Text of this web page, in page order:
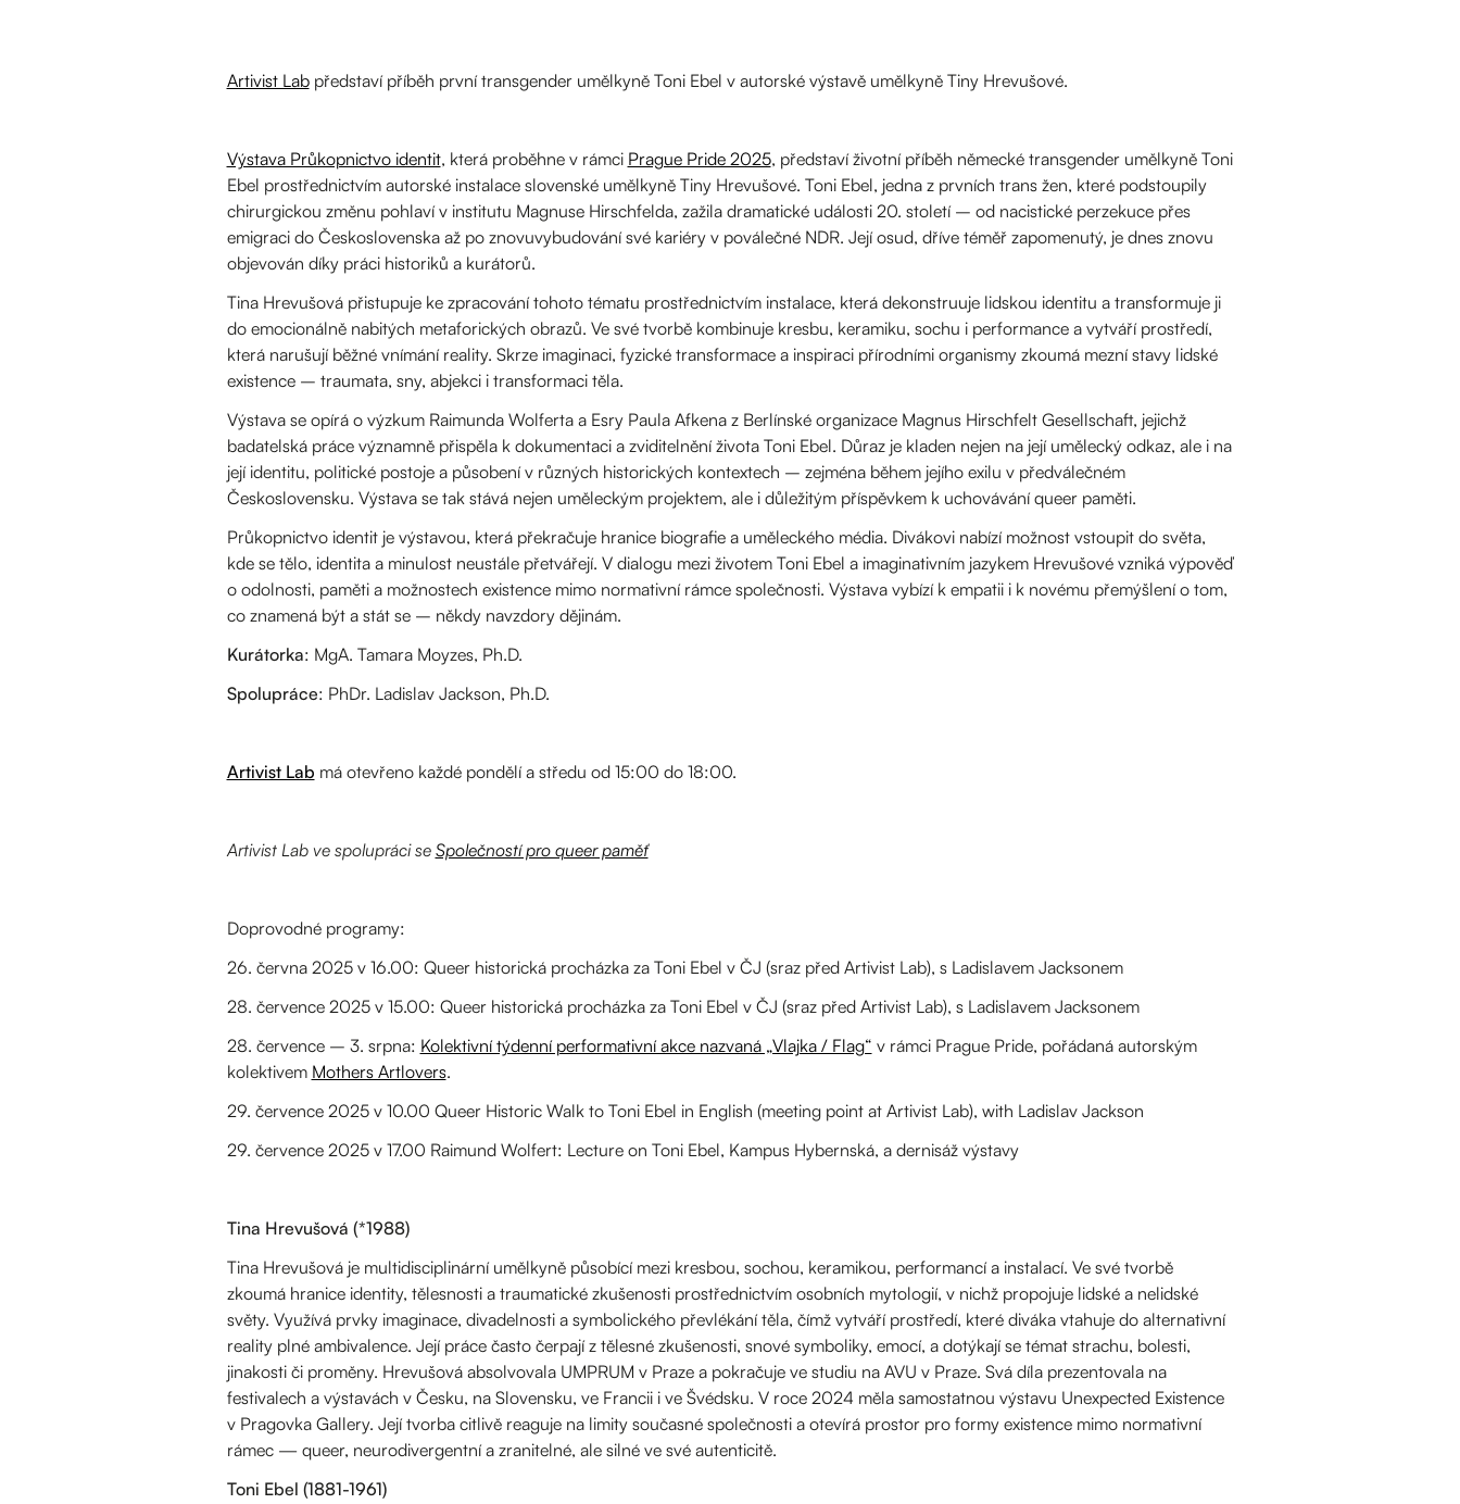
Artivist Labpředstaví příběh první transgender umělkyně Toni Ebel v autorské výstavě umělkyně Tiny Hrevušové.
Výstava Průkopnictvo identit, která proběhne v rámci Prague Pride 2025, představí životní příběh německé transgender umělkyně Toni
Ebel prostřednictvím autorské instalace slovenské umělkyně Tiny Hrevušové. Toni Ebel, jedna z prvních trans žen, které podstoupily
chirurgickou změnu pohlaví v institutu Magnuse Hirschfelda, zažila dramatické události 20. století – od nacistické perzekuce přes
emigraci do Československa až po znovuvybudování své kariéry v poválečné NDR. Její osud, dříve téměř zapomenutý, je dnes znovu
objevován díky práci historiků a kurátorů.
Tina Hrevušová přistupuje ke zpracování tohoto tématu prostřednictvím instalace, která dekonstruuje lidskou identitu a transformuje ji
do emocionálně nabitých metaforických obrazů. Ve své tvorbě kombinuje kresbu, keramiku, sochu i performance a vytváří prostředí,
která narušují běžné vnímání reality. Skrze imaginaci, fyzické transformace a inspiraci přírodními organismy zkoumá mezní stavy lidské
existence – traumata, sny, abjekci i transformaci těla.
Výstava se opírá o výzkum Raimunda Wolferta a Esry Paula Afkena z Berlínské organizace Magnus Hirschfelt Gesellschaft, jejichž
badatelská práce významně přispěla k dokumentaci a zviditelnění života Toni Ebel. Důraz je kladen nejen na její umělecký odkaz, ale i na
její identitu, politické postoje a působení v různých historických kontextech – zejména během jejího exilu v předválečném
Československu. Výstava se tak stává nejen uměleckým projektem, ale i důležitým příspěvkem k uchovávání queer paměti.
Průkopnictvo identit je výstavou, která překračuje hranice biografie a uměleckého média. Divákovi nabízí možnost vstoupit do světa,
kde se tělo, identita a minulost neustále přetvářejí. V dialogu mezi životem Toni Ebel a imaginativním jazykem Hrevušové vzniká výpověď
o odolnosti, paměti a možnostech existence mimo normativní rámce společnosti. Výstava vybízí k empatii i k novému přemýšlení o tom,
co znamená být a stát se – někdy navzdory dějinám.
Kurátorka: MgA. Tamara Moyzes, Ph.D.
Spolupráce: PhDr. Ladislav Jackson, Ph.D.
Artivist Lab má otevřeno každé pondělí a středu od 15:00 do 18:00.
Artivist Lab ve spolupráci se Společností pro queer paměť
Doprovodné programy:
26. června 2025 v 16.00: Queer historická procházka za Toni Ebel v ČJ (sraz před Artivist Lab), s Ladislavem Jacksonem
28. července 2025 v 15.00: Queer historická procházka za Toni Ebel v ČJ (sraz před Artivist Lab), s Ladislavem Jacksonem
28. července – 3. srpna: Kolektivní týdenní performativní akce nazvaná „Vlajka / Flag“ v rámci Prague Pride, pořádaná autorským
kolektivem Mothers Artlovers.
29. července 2025 v 10.00 Queer Historic Walk to Toni Ebel in English (meeting point at Artivist Lab), with Ladislav Jackson
29. července 2025 v 17.00 Raimund Wolfert: Lecture on Toni Ebel, Kampus Hybernská, a dernisáž výstavy
Tina Hrevušová (*1988)
Tina Hrevušová je multidisciplinární umělkyně působící mezi kresbou, sochou, keramikou, performancí a instalací. Ve své tvorbě
zkoumá hranice identity, tělesnosti a traumatické zkušenosti prostřednictvím osobních mytologií, v nichž propojuje lidské a nelidské
světy. Využívá prvky imaginace, divadelnosti a symbolického převlékání těla, čímž vytváří prostředí, které diváka vtahuje do alternativní
reality plné ambivalence. Její práce často čerpají z tělesné zkušenosti, snové symboliky, emocí, a dotýkají se témat strachu, bolesti,
jinakosti či proměny. Hrevušová absolvovala UMPRUM v Praze a pokračuje ve studiu na AVU v Praze. Svá díla prezentovala na
festivalech a výstavách v Česku, na Slovensku, ve Francii i ve Švédsku. V roce 2024 měla samostatnou výstavu Unexpected Existence
v Pragovka Gallery. Její tvorba citlivě reaguje na limity současné společnosti a otevírá prostor pro formy existence mimo normativní
rámec — queer, neurodivergentní a zranitelné, ale silné ve své autenticitě.
Toni Ebel (1881-1961)